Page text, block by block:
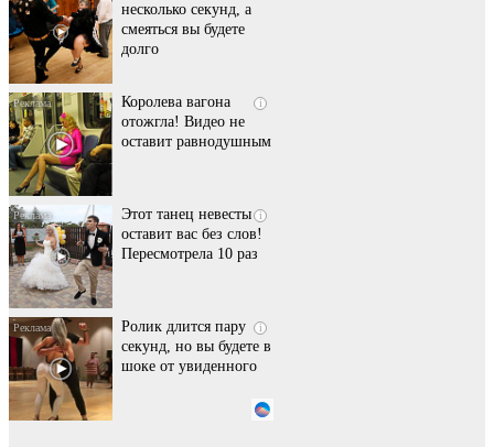
несколько секунд, а
смеяться вы будете
долго
i
Королева вагона
отожгла! Видео не
оставит равнодушным
i
Этот танец невесты
оставит вас без слов!
Пересмотрела 10 раз
i
Ролик длится пару
секунд, но вы будете в
шоке от увиденного